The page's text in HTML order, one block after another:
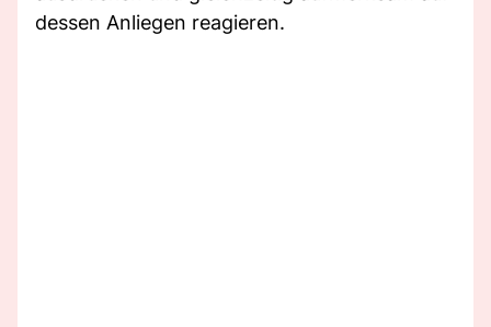
dessen Anliegen reagieren.